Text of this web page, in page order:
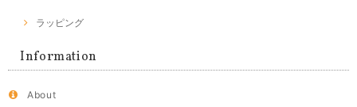
ラッピング
Information
About